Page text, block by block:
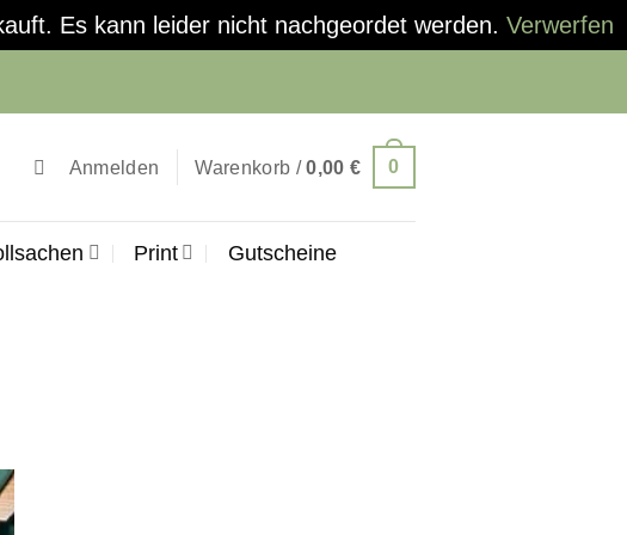
Es kann leider nicht nachgeordet werden. Verwerfen
Anmelden Warenkorb /0,00 € 0
Print Gutscheine